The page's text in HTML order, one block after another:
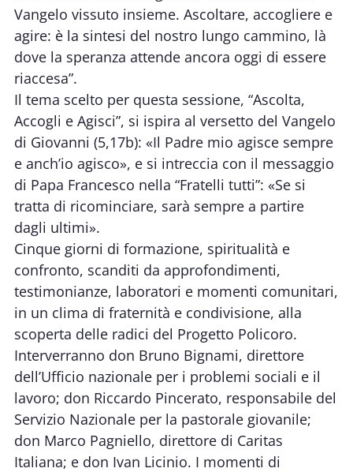
Vangelo vissuto insieme. Ascoltare, accogliere e
agire: è la sintesi del nostro lungo cammino, là
dove la speranza attende ancora oggi di essere
riaccesa”.
Il tema scelto per questa sessione, “Ascolta,
Accogli e Agisci”, si ispira al versetto del Vangelo
di Giovanni (5,17b): «Il Padre mio agisce sempre
e anch’io agisco», e si intreccia con il messaggio
di Papa Francesco nella “Fratelli tutti”: «Se si
tratta di ricominciare, sarà sempre a partire
dagli ultimi».
Cinque giorni di formazione, spiritualità e
confronto, scanditi da approfondimenti,
testimonianze, laboratori e momenti comunitari,
in un clima di fraternità e condivisione, alla
scoperta delle radici del Progetto Policoro.
Interverranno don Bruno Bignami, direttore
dell’Ufficio nazionale per i problemi sociali e il
lavoro; don Riccardo Pincerato, responsabile del
Servizio Nazionale per la pastorale giovanile;
don Marco Pagniello, direttore di Caritas
Italiana; e don Ivan Licinio. I momenti di